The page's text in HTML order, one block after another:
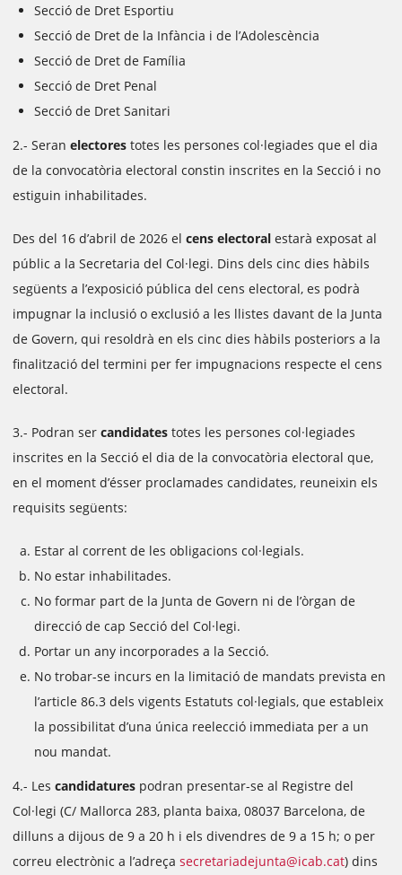
Secció de Dret Esportiu
Secció de Dret de la Infància i de l’Adolescència
Secció de Dret de Família
Secció de Dret Penal
Secció de Dret Sanitari
2.- Seran electores totes les persones col·legiades que el dia
de la convocatòria electoral constin inscrites en la Secció i no
estiguin inhabilitades.
Des del 16 d’abril de 2026 el cens electoral estarà exposat al
públic a la Secretaria del Col·legi. Dins dels cinc dies hàbils
següents a l’exposició pública del cens electoral, es podrà
impugnar la inclusió o exclusió a les llistes davant de la Junta
de Govern, qui resoldrà en els cinc dies hàbils posteriors a la
finalització del termini per fer impugnacions respecte el cens
electoral.
3.- Podran ser candidates totes les persones col·legiades
inscrites en la Secció el dia de la convocatòria electoral que,
en el moment d’ésser proclamades candidates, reuneixin els
requisits següents:
Estar al corrent de les obligacions col·legials.
No estar inhabilitades.
No formar part de la Junta de Govern ni de l’òrgan de
direcció de cap Secció del Col·legi.
Portar un any incorporades a la Secció.
No trobar-se incurs en la limitació de mandats prevista en
l’article 86.3 dels vigents Estatuts col·legials, que estableix
la possibilitat d’una única reelecció immediata per a un
nou mandat.
4.- Les candidatures podran presentar-se al Registre del
Col·legi (C/ Mallorca 283, planta baixa, 08037 Barcelona, de
dilluns a dijous de 9 a 20 h i els divendres de 9 a 15 h; o per
correu electrònic a l’adreça secretariadejunta@icab.cat) dins